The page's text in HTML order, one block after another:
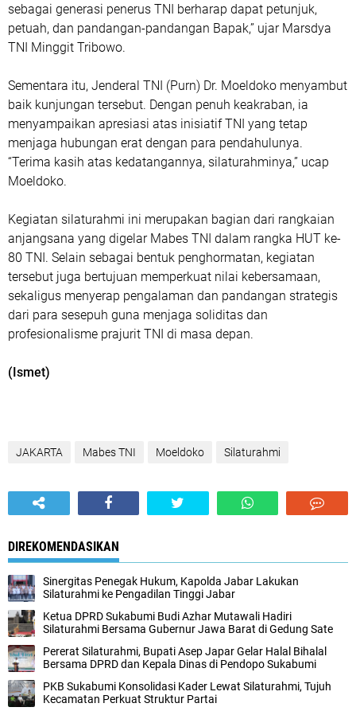
sebagai generasi penerus TNI berharap dapat petunjuk,
petuah, dan pandangan-pandangan Bapak,” ujar Marsdya
TNI Minggit Tribowo.
Sementara itu, Jenderal TNI (Purn) Dr. Moeldoko menyambut
baik kunjungan tersebut. Dengan penuh keakraban, ia
menyampaikan apresiasi atas inisiatif TNI yang tetap
menjaga hubungan erat dengan para pendahulunya.
“Terima kasih atas kedatangannya, silaturahminya,” ucap
Moeldoko.
Kegiatan silaturahmi ini merupakan bagian dari rangkaian
anjangsana yang digelar Mabes TNI dalam rangka HUT ke-
80 TNI. Selain sebagai bentuk penghormatan, kegiatan
tersebut juga bertujuan memperkuat nilai kebersamaan,
sekaligus menyerap pengalaman dan pandangan strategis
dari para sesepuh guna menjaga soliditas dan
profesionalisme prajurit TNI di masa depan.
(Ismet)
JAKARTA Mabes TNI Moeldoko Silaturahmi
DIREKOMENDASIKAN
Sinergitas Penegak Hukum, Kapolda Jabar Lakukan
Silaturahmi ke Pengadilan Tinggi Jabar
Ketua DPRD Sukabumi Budi Azhar Mutawali Hadiri
Silaturahmi Bersama Gubernur Jawa Barat di Gedung Sate
Pererat Silaturahmi, Bupati Asep Japar Gelar Halal Bihalal
Bersama DPRD dan Kepala Dinas di Pendopo Sukabumi
PKB Sukabumi Konsolidasi Kader Lewat Silaturahmi, Tujuh
Kecamatan Perkuat Struktur Partai